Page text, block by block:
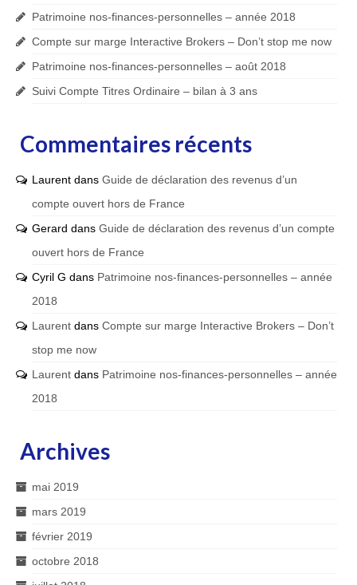
Patrimoine nos-finances-personnelles – année 2018
Compte sur marge Interactive Brokers – Don’t stop me now
Patrimoine nos-finances-personnelles – août 2018
Suivi Compte Titres Ordinaire – bilan à 3 ans
Commentaires récents
Laurent dans Guide de déclaration des revenus d’un
compte ouvert hors de France
Gerard dans Guide de déclaration des revenus d’un compte
ouvert hors de France
Cyril G dans Patrimoine nos-finances-personnelles – année
2018
Laurent dans Compte sur marge Interactive Brokers – Don’t
stop me now
Laurent dans Patrimoine nos-finances-personnelles – année
2018
Archives
mai 2019
mars 2019
février 2019
octobre 2018